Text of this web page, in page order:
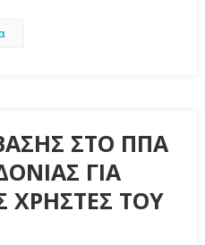
ΣΤΟ ΠΠΑ
ΓΙΑ
ΧΡΗΣΤΕΣ ΤΟΥ